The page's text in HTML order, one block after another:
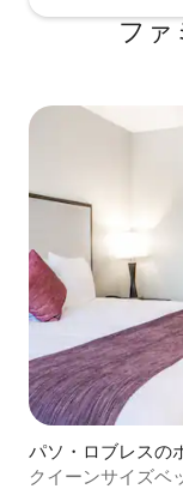
ファ
パソ・ロブレスの
クイーンサイズベ